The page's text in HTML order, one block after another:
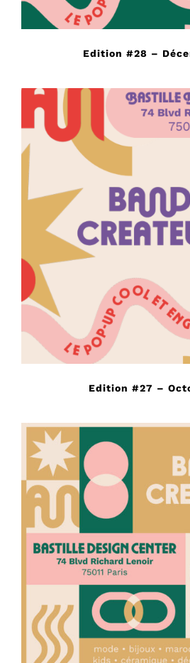
Edition #28 –
Edition #27 –